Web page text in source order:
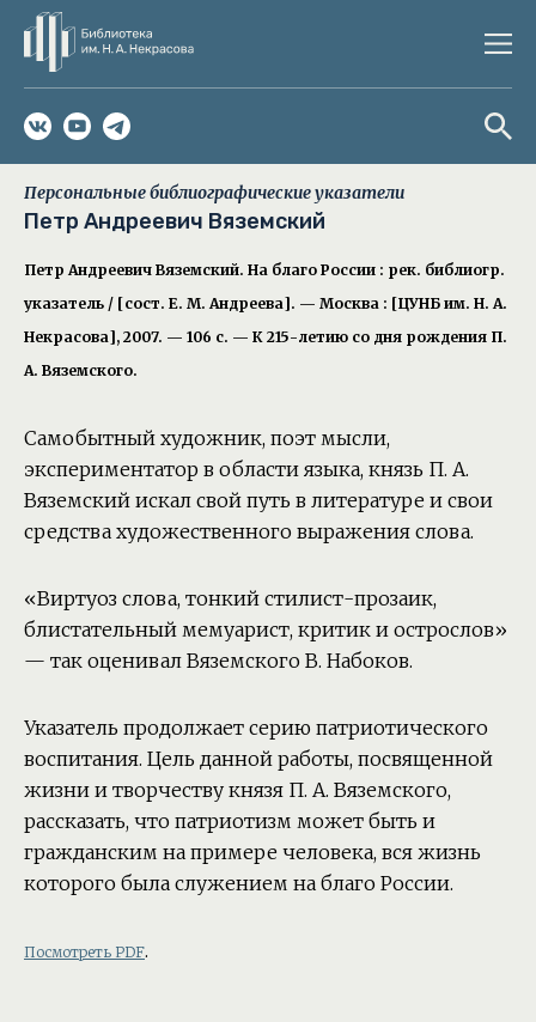
Персональные библиографические указатели
Петр Андреевич Вяземский
Петр Андреевич Вяземский. На благо России : рек. библиогр.
указатель / [сост. Е. М. Андреева]. — Москва : [ЦУНБ им. Н. А.
Некрасова], 2007. — 106 с. — К 215-летию со дня рождения П.
А. Вяземского.
Самобытный художник, поэт мысли,
экспериментатор в области языка, князь П. А.
Вяземский искал свой путь в литературе и свои
средства художественного выражения слова.
«Виртуоз слова, тонкий стилист-прозаик,
блистательный мемуарист, критик и острослов»
— так оценивал Вяземского В. Набоков.
Указатель продолжает серию патриотического
воспитания. Цель данной работы, посвященной
жизни и творчеству князя П. А. Вяземского,
рассказать, что патриотизм может быть и
гражданским на примере человека, вся жизнь
которого была служением на благо России.
Посмотреть PDF.